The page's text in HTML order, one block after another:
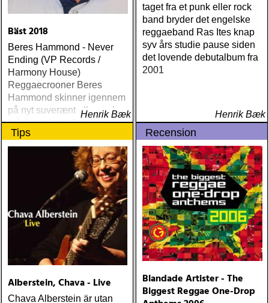
Bäst 2018
Beres Hammond - Never
Ending (VP Records /
Harmony House)
Reggaecrooner Beres
Hammond skinner igennem
på nyt suverænt album, der
måske er hans bedste
gennem tiderne
Henrik Bæk
taget fra et punk eller rock
band bryder det engelske
reggaeband Ras Ites knap
syv års studie pause siden
det lovende debutalbum fra
2001
Henrik Bæk
Tips
Alberstein, Chava - Live
Chava Alberstein är utan
Recension
Blandade Artister - The
Biggest Reggae One-Drop